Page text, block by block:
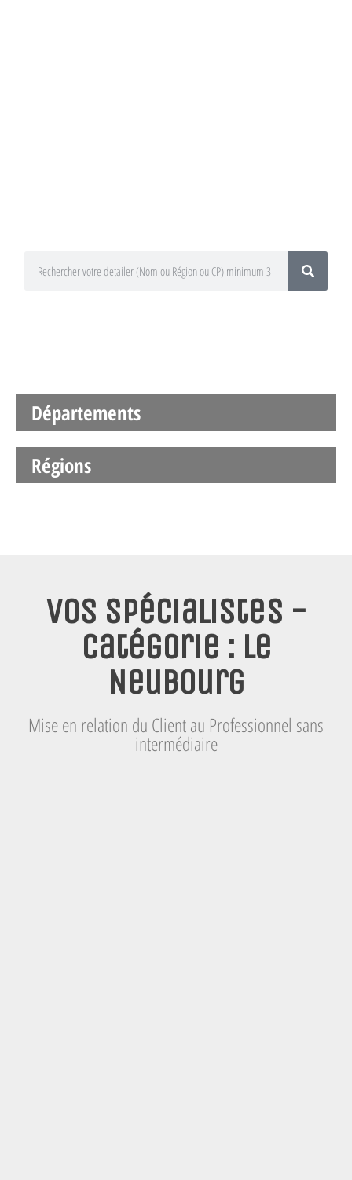
Départements
Régions
Vos spécialistes -
Catégorie : Le
Neubourg
Mise en relation du Client au Professionnel sans
intermédiaire